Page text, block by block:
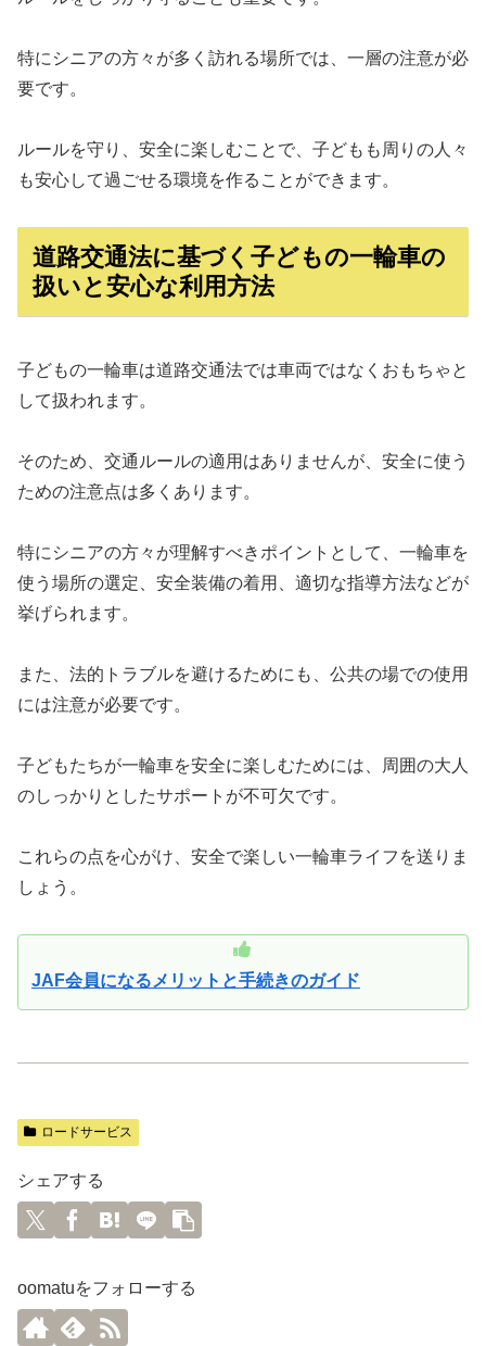
特にシニアの方々が多く訪れる場所では、一層の注意が必
要です。
ルールを守り、安全に楽しむことで、子どもも周りの人々
も安心して過ごせる環境を作ることができます。
道路交通法に基づく子どもの一輪車の
扱いと安心な利用方法
子どもの一輪車は道路交通法では車両ではなくおもちゃと
して扱われます。
そのため、交通ルールの適用はありませんが、安全に使う
ための注意点は多くあります。
特にシニアの方々が理解すべきポイントとして、一輪車を
使う場所の選定、安全装備の着用、適切な指導方法などが
挙げられます。
また、法的トラブルを避けるためにも、公共の場での使用
には注意が必要です。
子どもたちが一輪車を安全に楽しむためには、周囲の大人
のしっかりとしたサポートが不可欠です。
これらの点を心がけ、安全で楽しい一輪車ライフを送りま
しょう。
JAF会員になるメリットと手続きのガイド
ロードサービス
シェアする
oomatuをフォローする